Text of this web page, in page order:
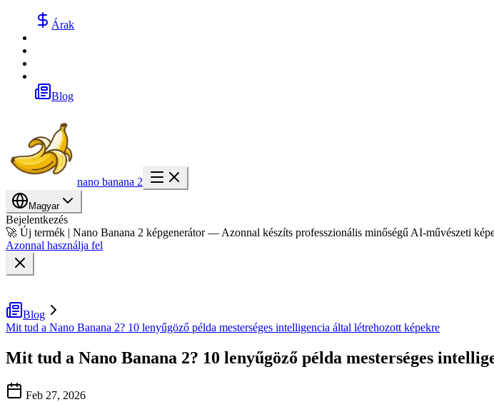
Árak
Blog
nano banana 2
Magyar
Bejelentkezés
🚀 Új termék | Nano Banana 2 képgenerátor — Azonnal készíts professzionális minőségű AI-művészeti
Azonnal használja fel
Blog
Mit tud a Nano Banana 2? 10 lenyűgöző példa mesterséges intelligencia által létrehozott képekre
Mit tud a Nano Banana 2? 10 lenyűgöző példa mesterséges
Feb 27, 2026